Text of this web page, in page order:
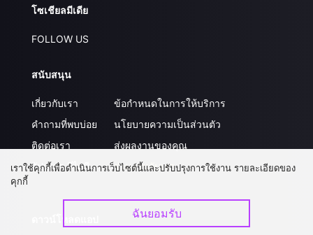
โซเชียลมีเดีย
FOLLOW US
สนับสนุน
เกี่ยวกับเรา
คำถามที่พบบ่อย
ติดต่อเรา
อัปเกรด วีไอพี
ข้อกำหนดในการให้บริการ
นโยบายความเป็นส่วนตัว
ส่งผลงานของคุณ
ร่วมงานกับเรา
เราใช้คุกกี้เพื่อดำเนินการเว็บไซต์นี้และปรับปรุงการใช้งาน รายละเอียดของ
คุกกี้
ฉันยอมรับ